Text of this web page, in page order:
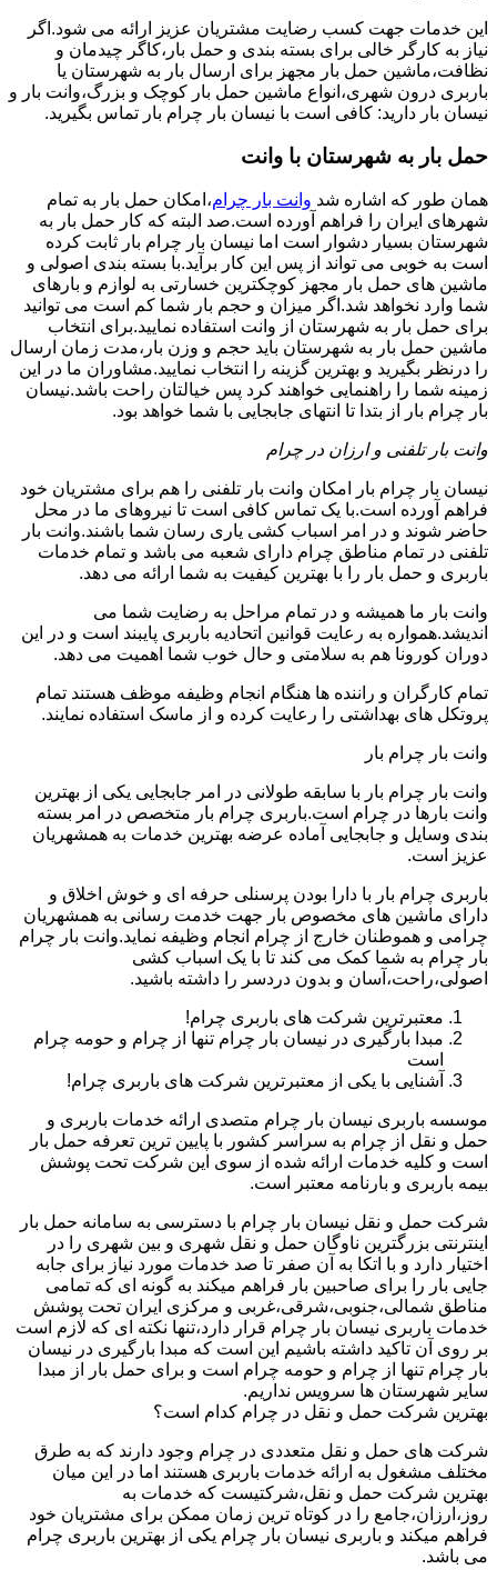
این خدمات جهت کسب رضایت مشتریان عزیز ارائه می شود.اگر
نیاز به کارگر خالی برای بسته بندی و حمل بار،کاگر چیدمان و
نظافت،ماشین حمل بار مجهز برای ارسال بار به شهرستان یا
باربری درون شهری،انواع ماشین حمل بار کوچک و بزرگ،وانت بار و
نیسان بار دارید: کافی است با نیسان بار چرام بار تماس بگیرید.
حمل بار به شهرستان با وانت
همان طور که اشاره شد وانت بار چرام،امکان حمل بار به تمام
شهرهای ایران را فراهم آورده است.صد البته که کار حمل بار به
شهرستان بسیار دشوار است اما نیسان بار چرام بار ثابت کرده
است به خوبی می تواند از پس این کار برآید.با بسته بندی اصولی و
ماشین های حمل بار مجهز کوچکترین خسارتی به لوازم و بارهای
شما وارد نخواهد شد.اگر میزان و حجم بار شما کم است می توانید
برای حمل بار به شهرستان از وانت استفاده نمایید.برای انتخاب
ماشین حمل بار به شهرستان باید حجم و وزن بار،مدت زمان ارسال
را درنظر بگیرید و بهترین گزینه را انتخاب نمایید.مشاوران ما در این
زمینه شما را راهنمایی خواهند کرد پس خیالتان راحت باشد.نیسان
بار چرام بار از بتدا تا انتهای جابجایی با شما خواهد بود.
وانت بار تلفنی و ارزان در چرام
نیسان بار چرام بار امکان وانت بار تلفنی را هم برای مشتریان خود
فراهم آورده است.با یک تماس کافی است تا نیروهای ما در محل
حاضر شوند و در امر اسباب کشی یاری رسان شما باشند.وانت بار
تلفنی در تمام مناطق چرام دارای شعبه می باشد و تمام خدمات
باربری و حمل بار را با بهترین کیفیت به شما ارائه می دهد.
وانت بار ما همیشه و در تمام مراحل به رضایت شما می
اندیشد.همواره به رعایت قوانین اتحادیه باربری پایبند است و در این
دوران کورونا هم به سلامتی و حال خوب شما اهمیت می دهد.
تمام کارگران و راننده ها هنگام انجام وظیفه موظف هستند تمام
پروتکل های بهداشتی را رعایت کرده و از ماسک استفاده نمایند.
وانت بار چرام بار
وانت بار چرام بار با سابقه طولانی در امر جابجایی یکی از بهترین
وانت بارها در چرام است.باربری چرام بار متخصص در امر بسته
بندی وسایل و جابجایی آماده عرضه بهترین خدمات به همشهریان
عزیز است.
باربری چرام بار با دارا بودن پرسنلی حرفه ای و خوش اخلاق و
دارای ماشین های مخصوص بار جهت خدمت رسانی به همشهریان
چرامی و هموطنان خارج از چرام انجام وظیفه نماید.وانت بار چرام
بار چرام به شما کمک می کند تا با یک اسباب کشی
اصولی،راحت،آسان و بدون دردسر را داشته باشید.
معتبرترین شرکت های باربری چرام!
مبدا بارگیری در نیسان بار چرام تنها از چرام و حومه چرام
است
آشنایی با یکی از معتبرترین شرکت های باربری چرام!
موسسه باربری نیسان بار چرام متصدی ارائه خدمات باربری و
حمل و نقل از چرام به سراسر کشور با پایین ترین تعرفه حمل بار
است و کلیه خدمات ارائه شده از سوی این شرکت تحت پوشش
بیمه باربری و بارنامه معتبر است.
شرکت حمل و نقل نیسان بار چرام با دسترسی به سامانه حمل بار
اینترنتی بزرگترین ناوگان حمل و نقل شهری و بین شهری را در
اختیار دارد و با اتکا به آن صفر تا صد خدمات مورد نیاز برای جابه
جایی بار را برای صاحبین بار فراهم میکند به گونه ای که تمامی
مناطق شمالی،جنوبی،شرقی،غربی و مرکزی ایران تحت پوشش
خدمات باربری نیسان بار چرام قرار دارد،تنها نکته ای که لازم است
بر روی آن تاکید داشته باشیم این است که مبدا بارگیری در نیسان
بار چرام تنها از چرام و حومه چرام است و برای حمل بار از مبدا
سایر شهرستان ها سرویس نداریم.
بهترین شرکت حمل و نقل در چرام کدام است؟
شرکت های حمل و نقل متعددی در چرام وجود دارند که به طرق
مختلف مشغول به ارائه خدمات باربری هستند اما در این میان
بهترین شرکت حمل و نقل،شرکتیست که خدمات به
روز،ارزان،جامع را در کوتاه ترین زمان ممکن برای مشتریان خود
فراهم میکند و باربری نیسان بار چرام یکی از بهترین باربری چرام
می باشد.